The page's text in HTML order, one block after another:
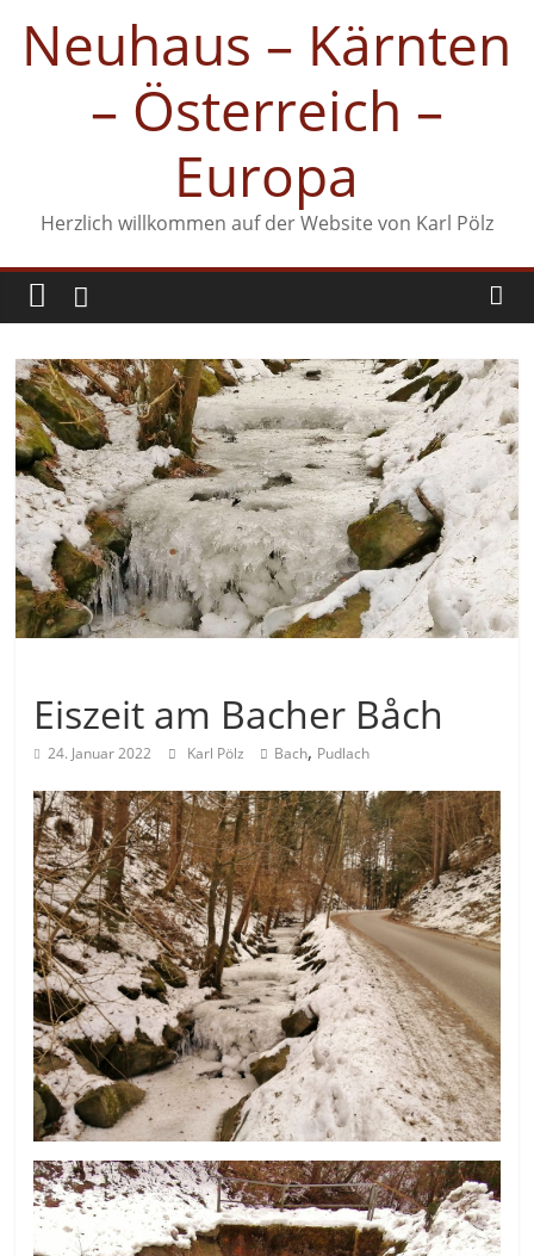
Inhalt
springen
Neuhaus – Kärnten
– Österreich –
Europa
Herzlich willkommen auf der Website von Karl Pölz
Eiszeit am Bacher Båch
24. Januar 2022 Karl Pölz Bach, Pudlach